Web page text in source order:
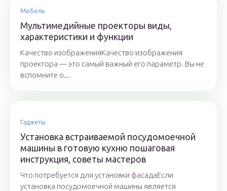
Мебель
Мультимедийные проекторы виды,
характеристики и функции
Качество изображенияКачество изображения
проектора — это самый важный его параметр. Вы не
вспомните о...
Гаджеты
Установка встраиваемой посудомоечной
машины в готовую кухню пошаговая
инструкция, советы мастеров
Что потребуется для установки фасадаЕсли
установка посудомоечной машины является